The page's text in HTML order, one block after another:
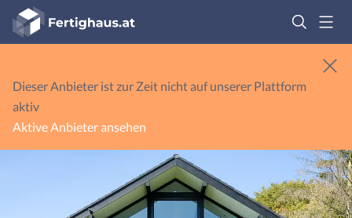
Fertighaus
Logo
Dieser Anbieter ist zur Zeit nicht auf unserer Plattform
aktiv
Aktive Anbieter ansehen